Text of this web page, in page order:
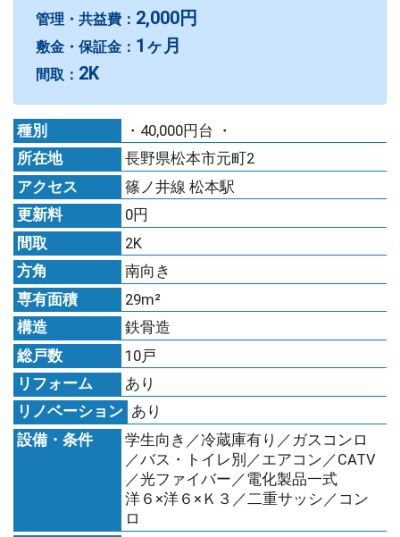
管理・共益費： 2,000円
敷金・保証金： 1ヶ月
間取： 2K
種別
・40,000円台 ・
所在地
長野県松本市元町2
アクセス
篠ノ井線 松本駅
更新料
0円
間取
2K
方角
南向き
専有面積
29m²
構造
鉄骨造
総戸数
10戸
リフォーム
あり
リノベーション あり
設備・条件
学生向き／冷蔵庫有り／ガスコンロ
／バス・トイレ別／エアコン／CATV
／光ファイバー／電化製品一式
洋６×洋６×Ｋ３／二重サッシ／コン
ロ